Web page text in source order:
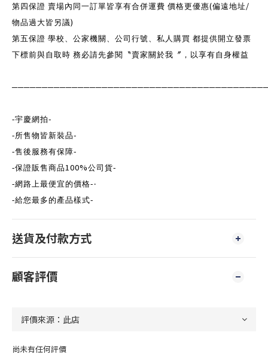
第四保證 賣場內同一訂單皆享有合併運費 價格更優惠(偏遠地址 /
物品過大皆另議)
第五保證 學校、公家機關、公司行號、私人購買 都提供開立發票
下標前與自取時 務必請先參閱〝賣家關於我〞，以享有自身權益
-宇慶網拍-
-所售物皆新裝品-
-售後服務有保障-
-保證販售商品100%公司貨-
-網路上最便宜的價格- ‧
-給您最多的產品樣式-
送貨及付款方式
顧客評價
尚未有任何評價